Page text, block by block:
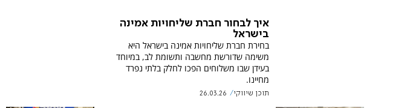
איך לבחור חברת שליחויות אמינה
בישראל
בחירת חברת שליחויות אמינה בישראל היא
משימה שדורשת מחשבה ותשומת לב, במיוחד
בעידן שבו משלוחים הפכו לחלק בלתי נפרד
מחיינו.
תוכן שיווקי 26.03.26